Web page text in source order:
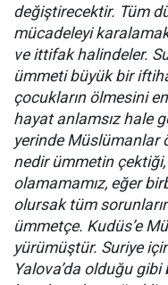
değiştirecektir. Tüm
mücadeleyi
ve ittifak halindeler.
ümmeti büyük bir
çocukların ölmesini
hayat anlamsız hale
yerinde Müslümanlar
nedir ümmetin
olamamamız, eğer
olursak tüm
ümmetçe. Kudüs’e
yürümüştür. Suriye
Yalova’da olduğu gibi